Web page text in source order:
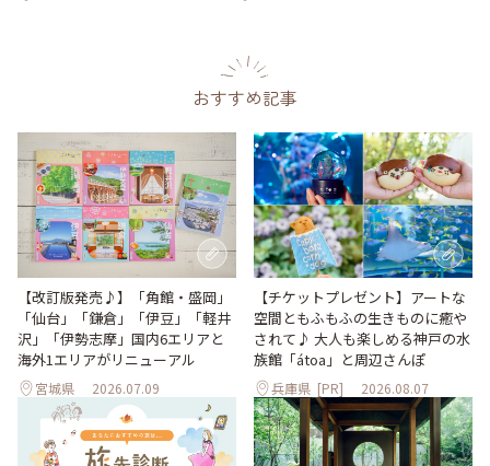
おすすめ記事
【改訂版発売♪】「角館・盛岡」
「仙台」「鎌倉」「伊豆」「軽井
沢」「伊勢志摩」国内6エリアと
海外1エリアがリニューアル
宮城県 2026.07.09
【チケットプレゼント】アートな
空間ともふもふの生きものに癒や
されて♪ 大人も楽しめる神戸の水
族館「átoa」と周辺さんぽ
兵庫県 [PR] 2026.08.07